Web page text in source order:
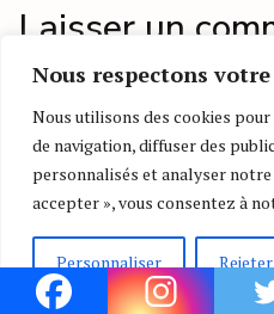
Nous respectons
Nous utilisons des cookies
de navigation, diffuser des
personnalisés et analyser
accepter », vous consentez à
Personnaliser
Laisser un
Commentaire*